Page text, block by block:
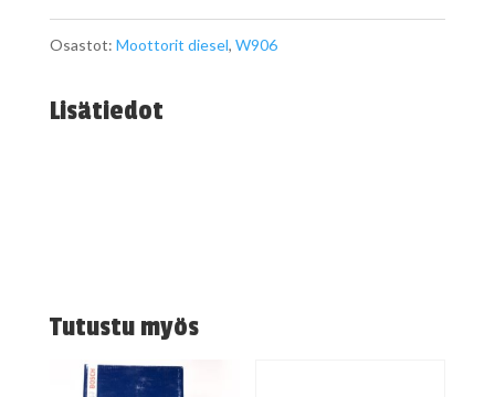
OM646
määrä
Osastot: Moottorit diesel, W906
Lisätiedot
Tutustu myös